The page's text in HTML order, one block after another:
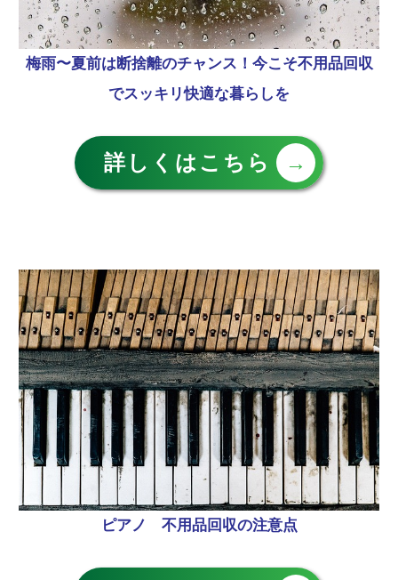
梅雨〜夏前は断捨離のチャンス！今こそ不用品回収
でスッキリ快適な暮らしを
詳しくはこちら→
ピアノ 不用品回収の注意点